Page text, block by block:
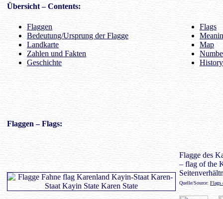
Übersicht– Contents:
Flaggen
Bedeutung/Ursprung der Flagge
Landkarte
Zahlen und Fakten
Geschichte
Flags
Map
History
Flaggen – Flags:
Flagge des
– flag of the
Quelle/Source: Flags